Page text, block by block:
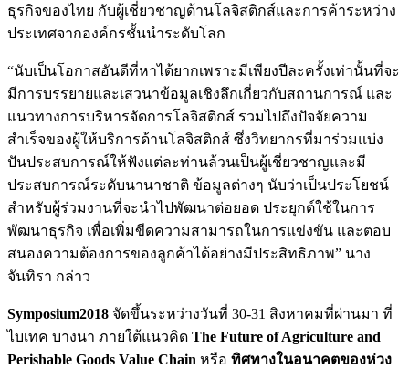
ธุรกิจของไทย กับผู้เชี่ยวชาญด้านโลจิสติกส์และการค้าระหว่าง
ประเทศจากองค์กรชั้นนำระดับโลก
“นับเป็นโอกาสอันดีที่หาได้ยากเพราะมีเพียงปีละครั้งเท่านั้นที่จะ
มีการบรรยายและเสวนาข้อมูลเชิงลึกเกี่ยวกับสถานการณ์ และ
แนวทางการบริหารจัดการโลจิสติกส์ รวมไปถึงปัจจัยความ
สำเร็จของผู้ให้บริการด้านโลจิสติกส์ ซึ่งวิทยากรที่มาร่วมแบ่ง
ปันประสบการณ์ให้ฟังแต่ละท่านล้วนเป็นผู้เชี่ยวชาญและมี
ประสบการณ์ระดับนานาชาติ ข้อมูลต่างๆ นับว่าเป็นประโยชน์
สำหรับผู้ร่วมงานที่จะนำไปพัฒนาต่อยอด ประยุกต์ใช้ในการ
พัฒนาธุรกิจ เพื่อเพิ่มขีดความสามารถในการแข่งขัน และตอบ
สนองความต้องการของลูกค้าได้อย่างมีประสิทธิภาพ” นาง
จันทิรา กล่าว
Symposium2018 จัดขึ้นระหว่างวันที่ 30-31 สิงหาคมที่ผ่านมา ที่
ไบเทค บางนา ภายใต้แนวคิด The Future of Agriculture and
Perishable Goods Value Chain หรือ ทิศทางในอนาคตของห่วง